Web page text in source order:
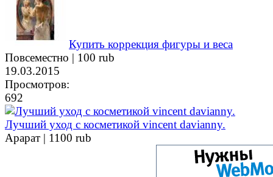
Купить коррекция фигуры и веса
Повсеместно | 100 rub
19.03.2015
Просмотров:
692
Лучший уход с косметикой vinсent davianny.
Арарат | 1100 rub